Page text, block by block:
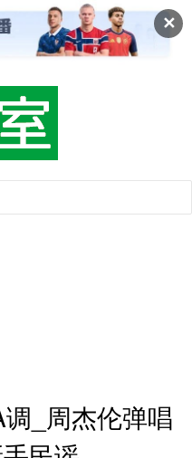
✕
_周杰伦弹唱